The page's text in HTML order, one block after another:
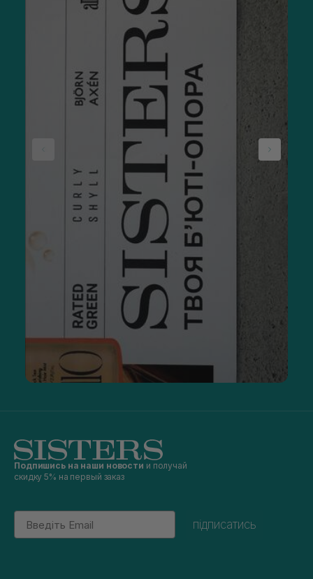
Подпишись на наши новости и получай
скидку 5% на первый заказ
Email
підписатись